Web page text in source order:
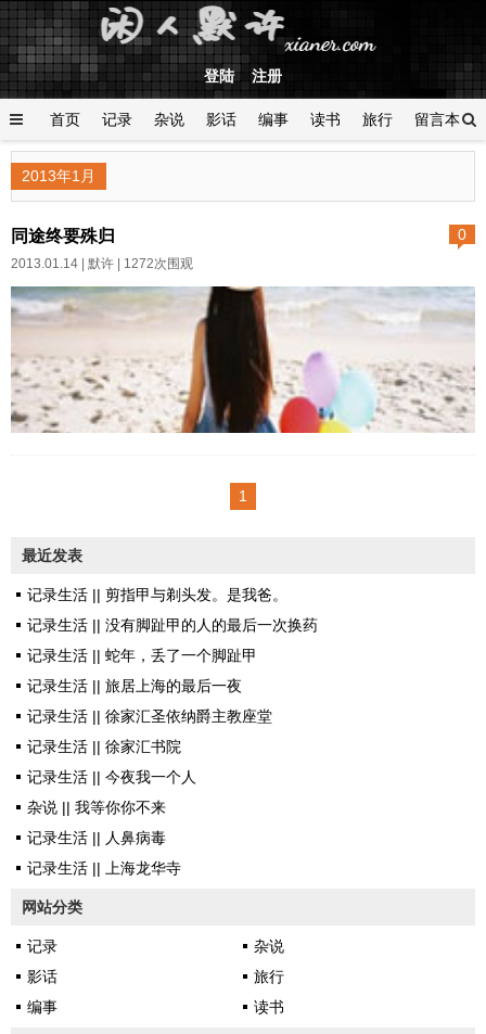
登陆 注册
首页 记录 杂说 影话 编事 读书 旅行 留言本
登陆
2013年1月
0
同途终要殊归
2013.01.14 | 默许 | 1272次围观
场早于往年的大雪中仓惶地结束
总是要写错年份，于是2字的笔画
已经绕到最后，常常会拐一个奇
怪的尾巴。让人一眼就看出曾经
悬崖勒住马首，退回去，同途殊
1
最近发表
记录生活 || 剪指甲与剃头发。是我爸。
记录生活 || 没有脚趾甲的人的最后一次换药
记录生活 || 蛇年，丢了一个脚趾甲
记录生活 || 旅居上海的最后一夜
记录生活 || 徐家汇圣依纳爵主教座堂
记录生活 || 徐家汇书院
记录生活 || 今夜我一个人
杂说 || 我等你你不来
记录生活 || 人鼻病毒
记录生活 || 上海龙华寺
网站分类
记录
杂说
影话
旅行
编事
读书